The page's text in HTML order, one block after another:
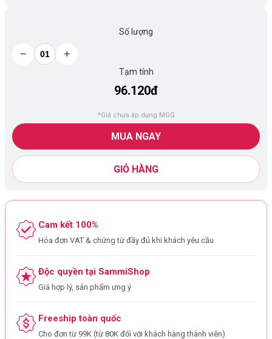
Số lượng
− +
Tạm tính
96.120đ
*Giá chưa áp dụng MGG
MUA NGAY
GIỎ HÀNG
Cam kết 100%
Hóa đơn VAT & chứng từ đầy đủ khi khách yêu cầu
Độc quyền tại SammiShop
Giá hợp lý, sản phẩm ưng ý
Freeship toàn quốc
Cho đơn từ 99K (từ 80K đối với khách hàng thành viên)